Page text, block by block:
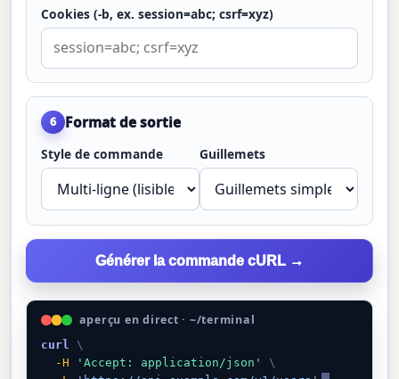
Cookies (-b, ex. session=abc; csrf=xyz)
6 Format de sortie
Style de commande Guillemets
Générer la commande cURL →
aperçu en direct · ~/terminal
curl
\
-H
'Accept: application/json'
\